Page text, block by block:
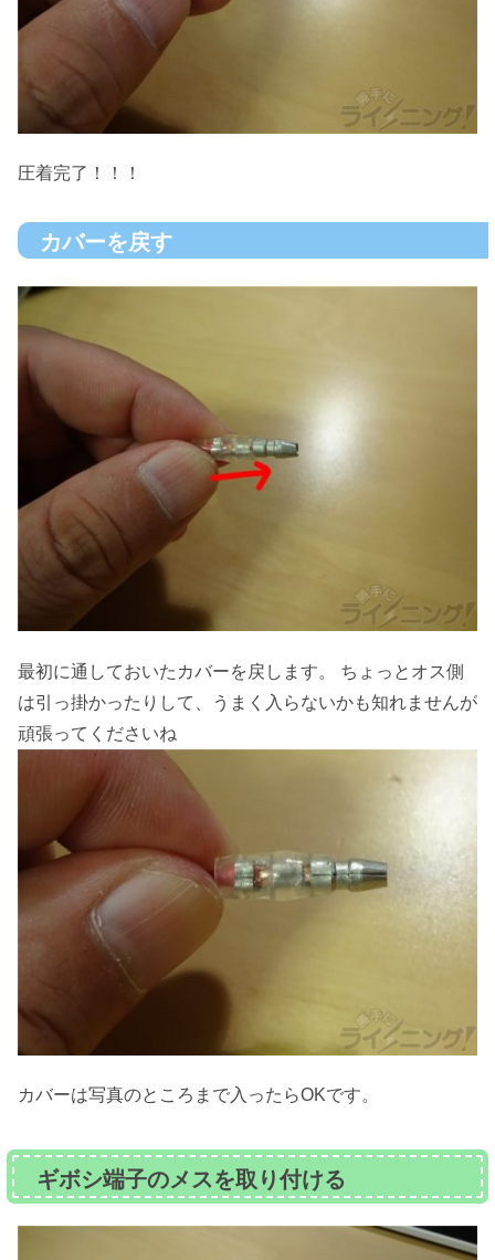
圧着完了！！！
カバーを戻す
最初に通しておいたカバーを戻します。 ちょっとオス側
は引っ掛かったりして、うまく入らないかも知れませんが
頑張ってくださいね
カバーは写真のところまで入ったらOKです。
ギボシ端子のメスを取り付ける